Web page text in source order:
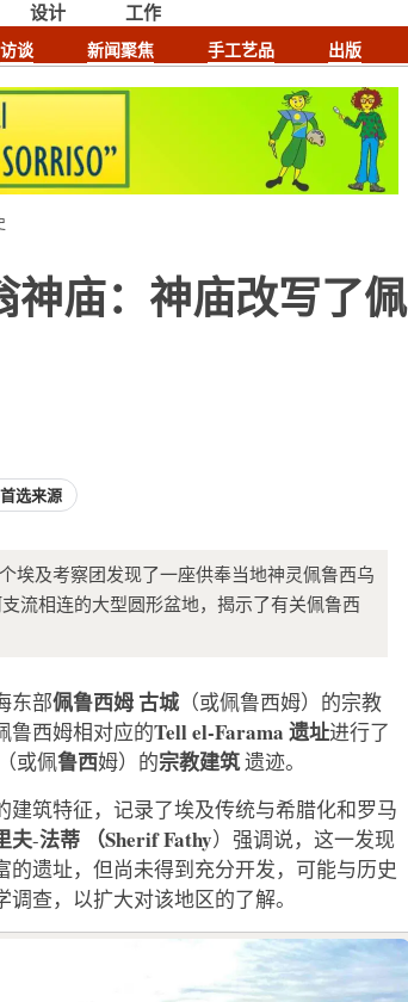
访谈 新闻聚焦 手工艺品 出版
设计 工作
神庙：神庙改写了佩
首选来源
埃及考察团发现了一座供奉当地神灵佩鲁西乌
流相连的大型圆形盆地，揭示了有关佩鲁西
东部佩鲁西姆 古城 （或佩鲁西姆）的宗教
鲁西姆相对应的Tell el-Farama 遗址进行了
（或佩鲁西姆）的宗教建筑遗迹。
建筑特征，记录了埃及传统与希腊化和罗马
夫-法蒂 （SherifFathy）强调说，这一发现
遗址，但尚未得到充分开发，可能与历史
查，以扩大对该地区的了解。